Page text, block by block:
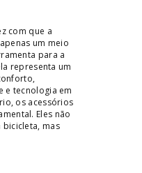
➔
com que a
um meio
para a
representa um
e tecnologia em
os acessórios
Eles não
bicicleta, mas